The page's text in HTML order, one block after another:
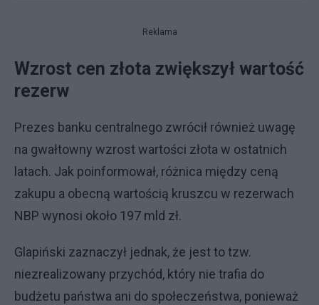
Reklama
Wzrost cen złota zwiększył wartość
rezerw
Prezes banku centralnego zwrócił również uwagę
na gwałtowny wzrost wartości złota w ostatnich
latach. Jak poinformował, różnica między ceną
zakupu a obecną wartością kruszcu w rezerwach
NBP wynosi około 197 mld zł.
Glapiński zaznaczył jednak, że jest to tzw.
niezrealizowany przychód, który nie trafia do
budżetu państwa ani do społeczeństwa, ponieważ